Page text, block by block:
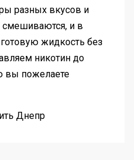
разных вкусов и
смешиваются, и в
жидкость без
никотин до
вы пожелаете
Днепр